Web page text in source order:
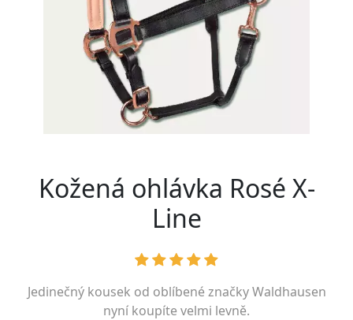
Kožená ohlávka Rosé X-
Line
Jedinečný kousek od oblíbené značkyWaldhausen
nyní koupíte velmi levně.